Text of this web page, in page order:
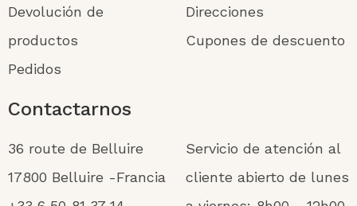
Devolución de
productos
Pedidos
Direcciones
Cupones de descuento
Contactarnos
36 route de Belluire
17800 Belluire -Francia
Servicio de atención al
cliente abierto de lunes